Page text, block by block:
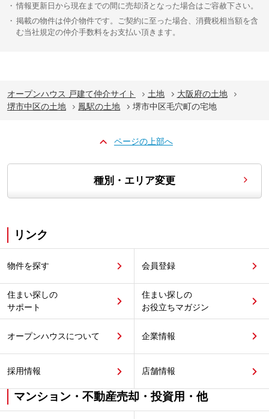
情報更新日から現在までの間に売却済となった場合はご容赦下さい。
掲載の物件は仲介物件です。ご契約に至った場合、消費税相当額を含
む当社規定の仲介手数料をお支払い頂きます。
オープンハウス 戸建て仲介サイト 土地
大阪府の土地
堺市中区の土地
鳳駅の土地 堺市中区毛穴町の宅地
ページの上部へ
種別・エリア変更
リンク
物件を探す 会員登録
住まい探しの
サポート
住まい探しの
お役立ちマガジン
オープンハウスについて 企業情報
採用情報 店舗情報
マンション・不動産売却・投資用・他